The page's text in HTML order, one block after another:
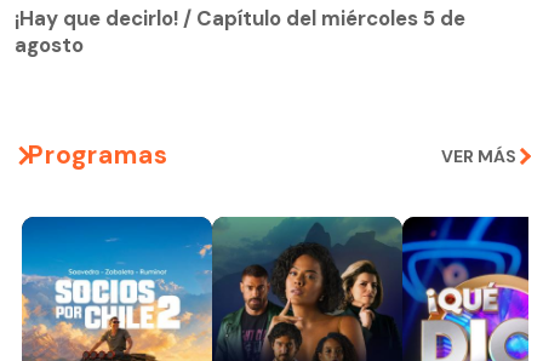
agosto
¡Hay que decirlo! / Capítulo del miércoles 5 de
agosto
Programas VER MÁS